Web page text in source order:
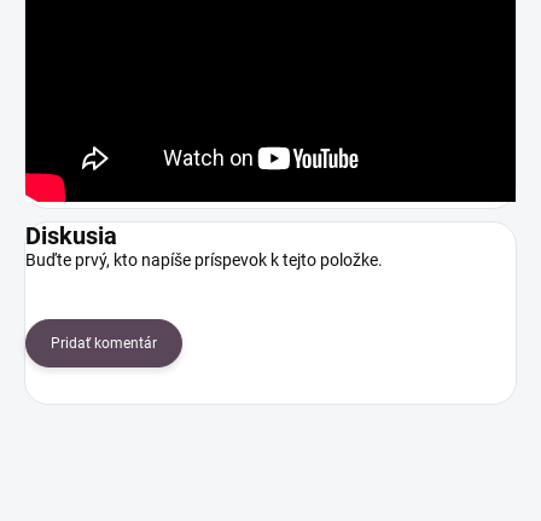
Diskusia
Buďte prvý, kto napíše príspevok k tejto položke.
Pridať komentár